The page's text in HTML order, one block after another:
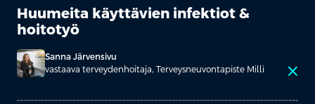
Huumeita käyttävien infektiot &
hoitotyö
Sanna Järvensivu
vastaava terveydenhoitaja, Terveysneuvontapiste Milli
close